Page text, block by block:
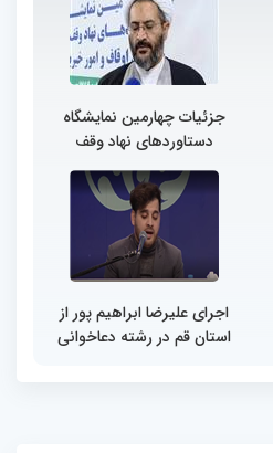
جزئیات چهارمین نمایشگاه
دستاوردهای نهاد وقف
اجرای علیرضا ابراهیم پور از
استان قم در رشته دعاخوانی